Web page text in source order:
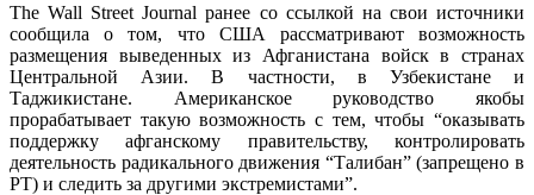
The Wall Street Journal ранее со ссылкой на свои источники
сообщила о том, что США рассматривают возможность
размещения выведенных из Афганистана войск в странах
Центральной Азии. В частности, в Узбекистане и
Таджикистане. Американское руководство якобы
прорабатывает такую возможность с тем, чтобы “оказывать
поддержку афганскому правительству, контролировать
деятельность радикального движения “Талибан” (запрещено в
РТ) и следить за другими экстремистами”.